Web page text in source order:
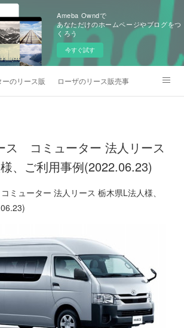
Ameba Owndで
あなただけのホームページやブログをつ
くろう
今すぐ試す
ーのリース販売事例ローザのリース販売事例
ス コミューター 法人リース
、ご利用事例(2022.06.23)
ミューター 法人リース 栃木県L法人様、